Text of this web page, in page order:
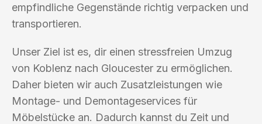
empfindliche Gegenstände richtig verpacken und
transportieren.
Unser Ziel ist es, dir einen stressfreien Umzug
von Koblenz nach Gloucester zu ermöglichen.
Daher bieten wir auch Zusatzleistungen wie
Montage- und Demontageservices für
Möbelstücke an. Dadurch kannst du Zeit und